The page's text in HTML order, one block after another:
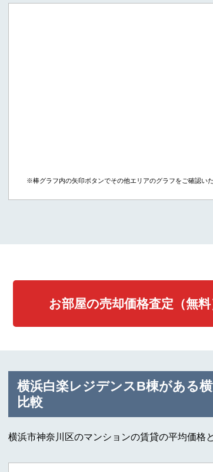
※棒グラフ内の矢印ボタンでその他エリアのグラフをご確認いた
お部屋の売却価格査定 （無料
横浜白楽レジデンスB棟がある
比較
横浜市神奈川区のマンションの賃貸の平均価格